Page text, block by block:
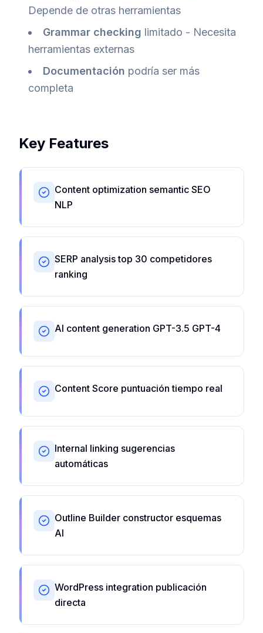
Depende de otras herramientas
Grammar checking limitado - Necesita
herramientas externas
Documentación podría ser más
completa
Key Features
Content optimization semantic SEO
NLP
SERP analysis top 30 competidores
ranking
AI content generation GPT-3.5 GPT-4
Content Score puntuación tiempo real
Internal linking sugerencias
automáticas
Outline Builder constructor esquemas
AI
WordPress integration publicación
directa